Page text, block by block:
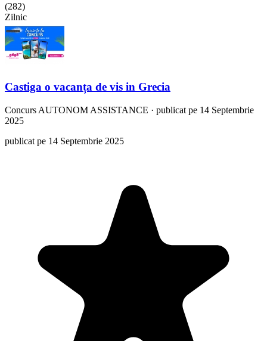
(282)
Zilnic
Castiga o vacanța de vis in Grecia
Concurs AUTONOM ASSISTANCE · publicat pe 14 Septembrie
2025
publicat pe 14 Septembrie 2025